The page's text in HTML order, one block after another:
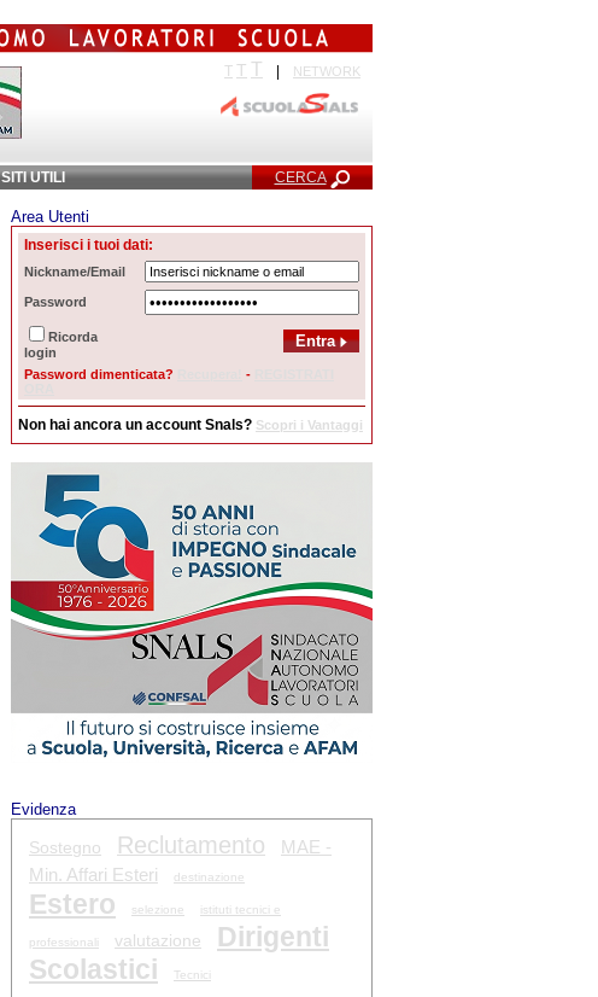
T T T NETWORK
SITI UTILI CERCA
Ricerca Avanzata
Area Utenti
Inserisci i tuoi dati:
Nickname/Email
Password
Ricorda
login
Password dimenticata?
-
Non hai ancora un account Snals? Scopri i Vantaggi
Evidenza
Sostegno Reclutamento
MAE -
Min. Affari Esteri
destinazione
Estero selezione istituti tecnici e
professionali valutazione
Dirigenti
Scolastici
Tecnici